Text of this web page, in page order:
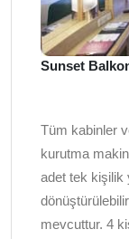
Sunset
Tüm kabinler
kurutma
adet tek kişilik
mevcuttur. 4